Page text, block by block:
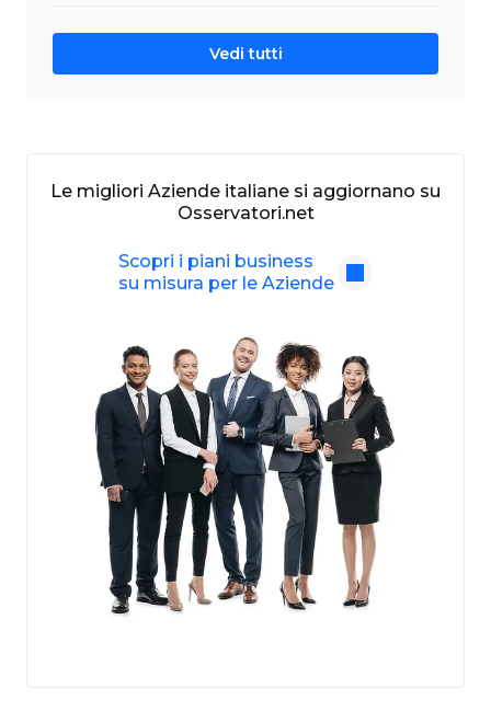
Vedi tutti
Le migliori Aziende italiane si aggiornano su
Osservatori.net
Scopri i piani business
su misura per le Aziende